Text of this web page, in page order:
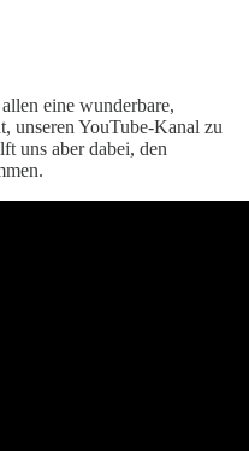
eine wunderbare,
unseren YouTube-Kanal zu
uns aber dabei, den